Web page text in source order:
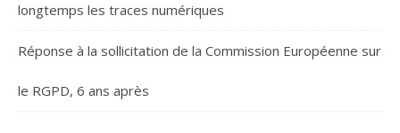
longtemps les traces numériques
Réponse à la sollicitation de la Commission Européenne sur
le RGPD, 6 ans après